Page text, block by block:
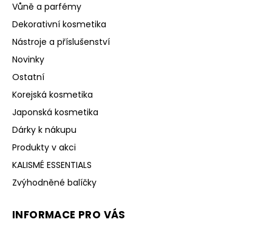
Vůně a parfémy
Dekorativní kosmetika
Nástroje a příslušenství
Novinky
Ostatní
Korejská kosmetika
Japonská kosmetika
Dárky k nákupu
Produkty v akci
KALISMÉ ESSENTIALS
Zvýhodněné balíčky
INFORMACE PRO VÁS